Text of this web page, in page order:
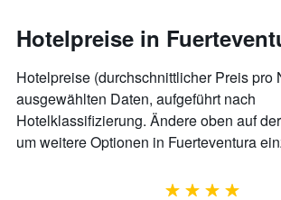
Hotelpreise in
Hotelpreise (durchschnittlicher Preis pro
ausgewählten Daten, aufgeführt nach
Hotelklassifizierung. Ändere oben auf
um weitere Optionen in Fuerteventura
4 Sterne